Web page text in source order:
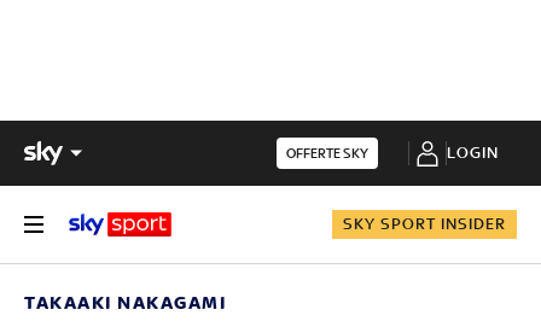
OFFERTE SKY LOGIN
SKY SPORT INSIDER
TAKAAKI NAKAGAMI